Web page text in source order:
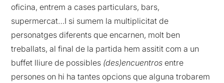
oficina, entrem a cases particulars, bars,
supermercat…I si sumem la multiplicitat de
personatges diferents que encarnen, molt ben
treballats, al final de la partida hem assitit com a un
buffet lliure de possibles (des)encuentros entre
persones on hi ha tantes opcions que alguna trobarem